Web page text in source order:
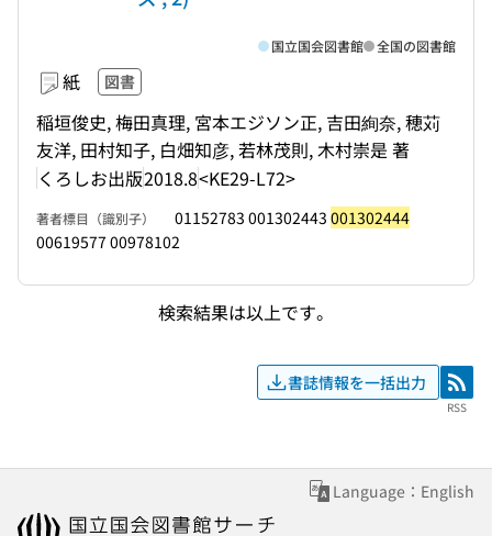
紙 図書
稲垣俊史, 梅田真理, 宮本エジソン正, 吉田絢奈, 穂苅
友洋, 田村知子, 白畑知彦, 若林茂則, 木村崇是 著
くろしお出版2018.8<KE29-L72>
国立国会図書館 全国の図書館
著者標目（識別子） 01152783 001302443 001302444
00619577 00978102
検索結果は以上です。
書誌情報を一括出力 RSS
RSS
Language：English